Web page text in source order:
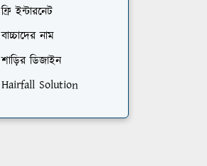
ফ্রি ইন্টারনেট
বাচ্চাদের নাম
শাড়ির ডিজাইন
Hairfall Solution